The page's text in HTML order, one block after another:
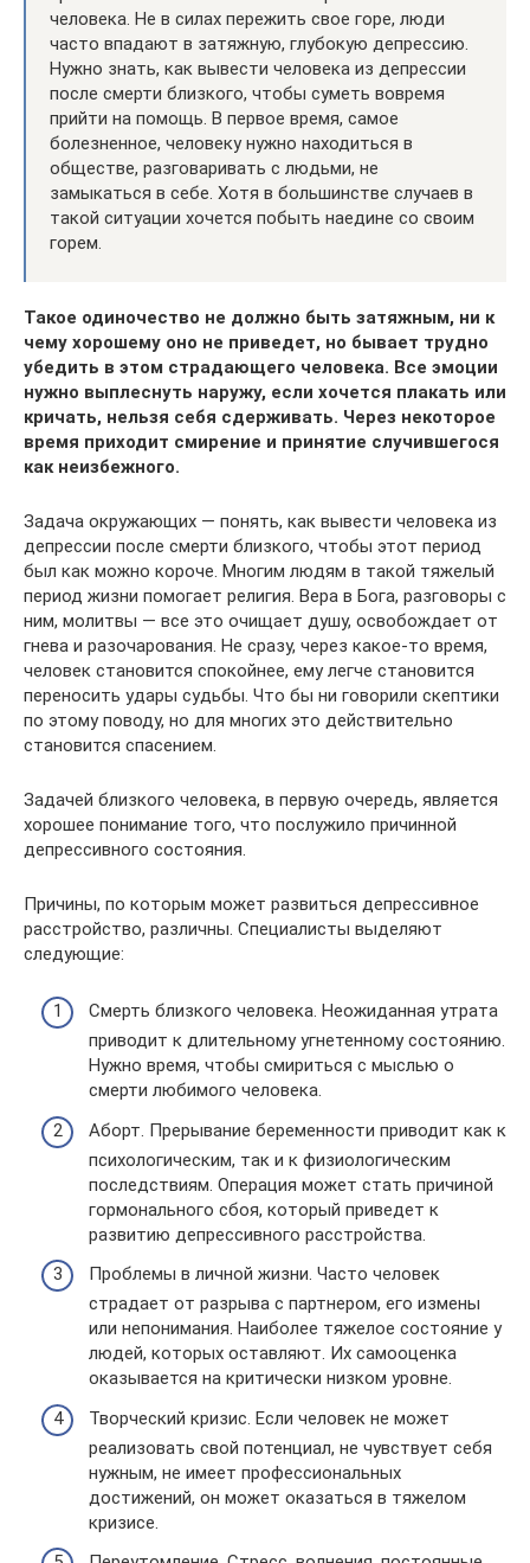
человека. Не в силах пережить свое горе, люди
часто впадают в затяжную, глубокую депрессию.
Нужно знать, как вывести человека из депрессии
после смерти близкого, чтобы суметь вовремя
прийти на помощь. В первое время, самое
болезненное, человеку нужно находиться в
обществе, разговаривать с людьми, не
замыкаться в себе. Хотя в большинстве случаев в
такой ситуации хочется побыть наедине со своим
горем.
Такое одиночество не должно быть затяжным, ни к
чему хорошему оно не приведет, но бывает трудно
убедить в этом страдающего человека. Все эмоции
нужно выплеснуть наружу, если хочется плакать или
кричать, нельзя себя сдерживать. Через некоторое
время приходит смирение и принятие случившегося
как неизбежного.
Задача окружающих — понять, как вывести человека из
депрессии после смерти близкого, чтобы этот период
был как можно короче. Многим людям в такой тяжелый
период жизни помогает религия. Вера в Бога, разговоры с
ним, молитвы — все это очищает душу, освобождает от
гнева и разочарования. Не сразу, через какое-то время,
человек становится спокойнее, ему легче становится
переносить удары судьбы. Что бы ни говорили скептики
по этому поводу, но для многих это действительно
становится спасением.
Задачей близкого человека, в первую очередь, является
хорошее понимание того, что послужило причинной
депрессивного состояния.
Причины, по которым может развиться депрессивное
расстройство, различны. Специалисты выделяют
следующие:
Смерть близкого человека. Неожиданная утрата
приводит к длительному угнетенному состоянию.
Нужно время, чтобы смириться с мыслью о
смерти любимого человека.
Аборт. Прерывание беременности приводит как к
психологическим, так и к физиологическим
последствиям. Операция может стать причиной
гормонального сбоя, который приведет к
развитию депрессивного расстройства.
Проблемы в личной жизни. Часто человек
страдает от разрыва с партнером, его измены
или непонимания. Наиболее тяжелое состояние у
людей, которых оставляют. Их самооценка
оказывается на критически низком уровне.
Творческий кризис. Если человек не может
реализовать свой потенциал, не чувствует себя
нужным, не имеет профессиональных
достижений, он может оказаться в тяжелом
кризисе.